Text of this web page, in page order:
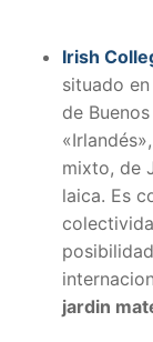
Irish
situado
de
mixto, de
laica. Es
jardin